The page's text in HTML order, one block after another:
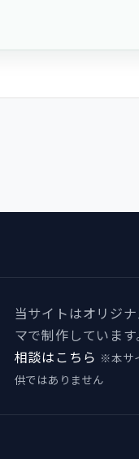
当サイトはオリジ
マで制作しています
相談はこちら ※本サ
供ではありません